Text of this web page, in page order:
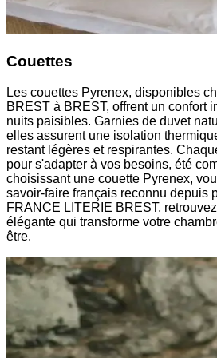
Couettes
Les couettes Pyrenex, disponibles
BREST à BREST, offrent un confort
nuits paisibles. Garnies de duvet
elles assurent une isolation
restant légères et respirantes.
pour s'adapter à vos besoins, été
choisissant une couette Pyrenex,
savoir-faire français reconnu depuis
FRANCE LITERIE BREST,
élégante qui transforme votre
être.